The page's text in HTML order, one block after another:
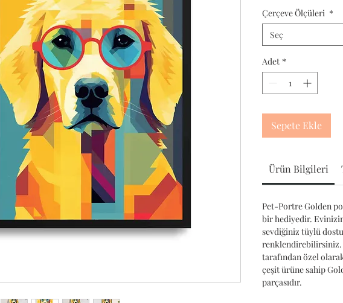
Çerçeve Ölçüleri *
Seç
Adet *
Sepete Ekle
Ürün Bilgileri
Pet-Portre Golden
bir hediyedir.
sevdiğiniz tüylü
renklendirebilirsiniz.
tarafından özel
çeşit ürüne sahip
parçasıdır.